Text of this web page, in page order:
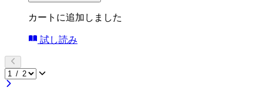
カートに追加しました
試し読み